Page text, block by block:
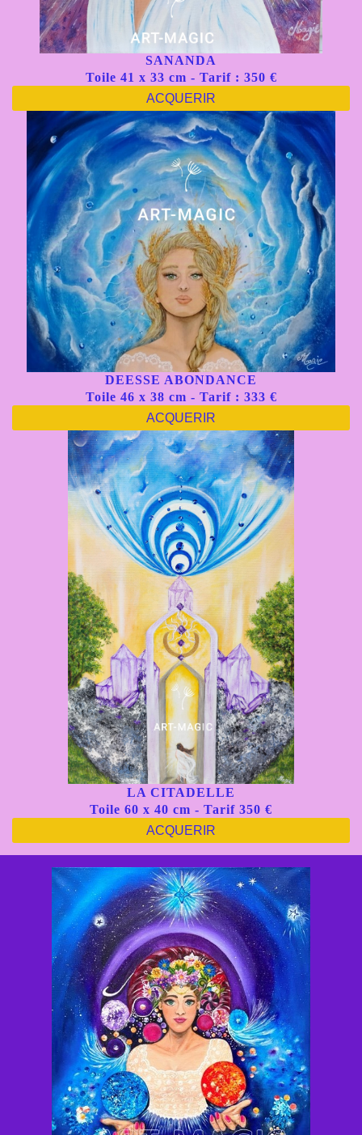
SANANDA
Toile 41 x 33 cm - Tarif : 350 €
ACQUERIR
DEESSE ABONDANCE
Toile 46 x 38 cm - Tarif : 333 €
ACQUERIR
LA CITADELLE
Toile 60 x 40 cm - Tarif 350 €
ACQUERIR